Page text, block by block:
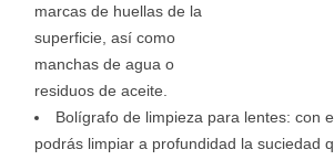
marcas de huellas de la
superficie, así como
manchas de agua o
residuos de aceite.
Bolígrafo de limpieza para lentes: con
podrás limpiar a profundidad la suciedad